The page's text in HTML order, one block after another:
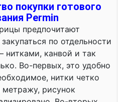
покупки готового
Permin
предпочитают
по отдельности
нитками, канвой и так
Во-первых, это удобно
нитки четко
рисунок